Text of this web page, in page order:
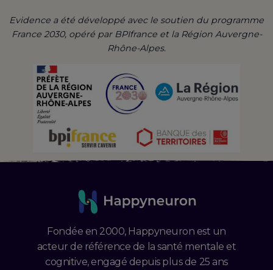
Evidence a été développé avec le soutien du programme
France 2030, opéré par BPIfrance et la Région Auvergne-
Rhône-Alpes.
Fondée en 2000, Happyneuron est un
acteur de référence de la santé mentale et
cognitive, engagé depuis plus de 25 ans